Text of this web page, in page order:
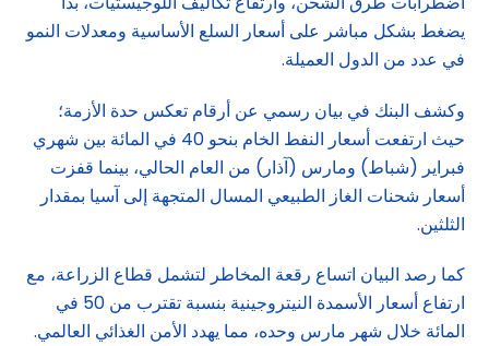
يضغط بشكل مباشر على أسعار السلع الأساسية ومعدلات النمو
في عدد من الدول العميلة.
وكشف البنك في بيان رسمي عن أرقام تعكس حدة الأزمة؛
حيث ارتفعت أسعار النفط الخام بنحو 40 في المائة بين شهري
فبراير (شباط) ومارس (آذار) من العام الحالي، بينما قفزت
أسعار شحنات الغاز الطبيعي المسال المتجهة إلى آسيا بمقدار
الثلثين.
كما رصد البيان اتساع رقعة المخاطر لتشمل قطاع الزراعة، مع
ارتفاع أسعار الأسمدة النيتروجينية بنسبة تقترب من 50 في
المائة خلال شهر مارس وحده، مما يهدد الأمن الغذائي العالمي.